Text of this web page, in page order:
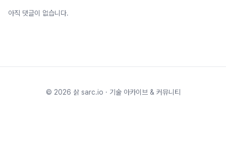
아직 댓글이 없습니다.
© 2026 삵 sarc.io · 기술 아카이브 & 커뮤니티